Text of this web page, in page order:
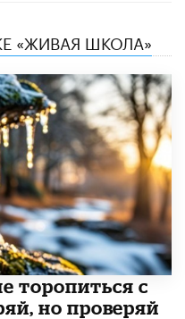
«ЖИВАЯ ШКОЛА»
торопиться с
но проверяй